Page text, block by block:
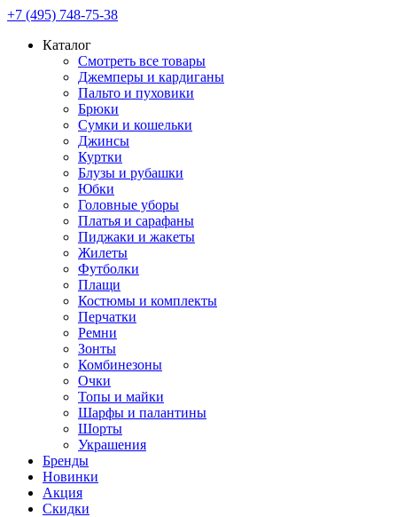
+7 (495) 748-75-38
Каталог
Смотреть все товары
Джемперы и кардиганы
Пальто и пуховики
Брюки
Сумки и кошельки
Джинсы
Куртки
Блузы и рубашки
Юбки
Головные уборы
Платья и сарафаны
Пиджаки и жакеты
Жилеты
Футболки
Плащи
Костюмы и комплекты
Перчатки
Ремни
Зонты
Комбинезоны
Очки
Топы и майки
Шарфы и палантины
Шорты
Украшения
Бренды
Новинки
Акция
Скидки